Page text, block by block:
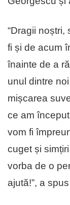
“Dragii
fi și de acum
înainte de a
unul dintre
mișcarea
ce am
vom fi
cuget și
vorba de o
ajută!”, a